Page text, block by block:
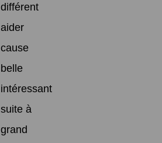
différent
aider
cause
belle
intéressant
suite à
grand